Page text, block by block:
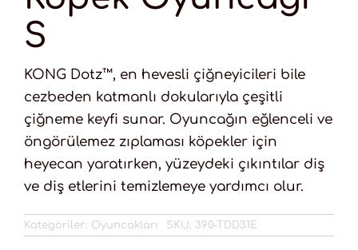
S
KONG Dotz™, en hevesli çiğneyicileri bile
cezbeden katmanlı dokularıyla çeşitli
çiğneme keyfi sunar. Oyuncağın eğlenceli ve
öngörülemez zıplaması köpekler için
heyecan yaratırken, yüzeydeki çıkıntılar diş
ve diş etlerini temizlemeye yardımcı olur.
Kategoriler: Oyuncakları SKU: 390-TDD31E